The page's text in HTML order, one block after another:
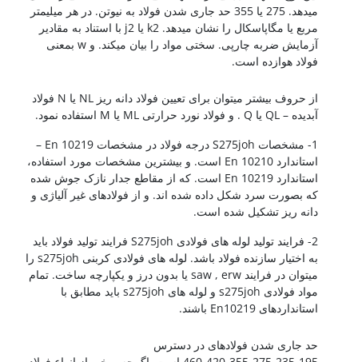
میدهد. 275 یا 355 حد جاری شدن فولاد به نیوتن. در هر میلیمتر
مربع یا مگاپاسکال را نشان میدهد. k2 یا j2 با استناد به مقادیر
آزمایش ضربه چارپی. سختی مواد را بیان میکند. و w بمعنی
فولاد هوازده است.
از حروف بیشتر میتوان برای تعیین فولاد دانه ریز NL یا N فولاد
آبدیده – QL یا Q . و فولاد نورد حرارتی ML یا M استفاده نمود.
1- مشخصات S275joh درجه فولاد در مشخصات En 10219 –
استاندارد En 10210 است. و بیشترین مشخصات مورد استفاده،
استاندارد En 10219 است. که از مقاطع جدار نازک جوش شده
که بصورت سرد شکل داده شده اند. و از فولادهای غیر آلیاژی و
دانه ریز تشکیل شده است.
2- فرایند تولید لوله های فولادی S275joh فرایند تولید فولاد باید
به اختیار سازنده فولاد باشد. لوله های فولادی کربنی s275joh را
میتوان در فرایند saw , erw یا بدون درز و یکپارچه ساخت. تمام
مواد فولادی s275joh و لوله های s275joh باید مطابق با
استانداردهای En10219 باشند.
حد جاری شدن فولادهای در دسترس